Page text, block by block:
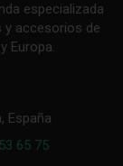
especializada
y accesorios de
Europa.
España
65 75